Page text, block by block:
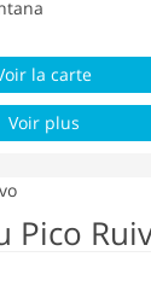
la carte
Voir plus
Pico